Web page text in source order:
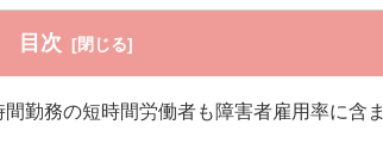
目次
勤務の短時間労働者も障害者雇用率に含ま